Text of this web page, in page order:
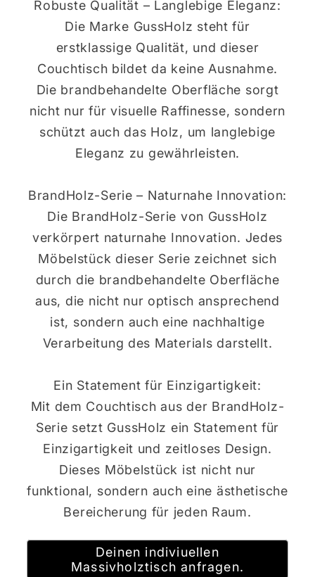
Robuste Qualität – Langlebige Eleganz:
Die Marke GussHolz steht für
erstklassige Qualität, und dieser
Couchtisch bildet da keine Ausnahme.
Die brandbehandelte Oberfläche sorgt
nicht nur für visuelle Raffinesse, sondern
schützt auch das Holz, um langlebige
Eleganz zu gewährleisten.
BrandHolz-Serie – Naturnahe Innovation:
Die BrandHolz-Serie von GussHolz
verkörpert naturnahe Innovation. Jedes
Möbelstück dieser Serie zeichnet sich
durch die brandbehandelte Oberfläche
aus, die nicht nur optisch ansprechend
ist, sondern auch eine nachhaltige
Verarbeitung des Materials darstellt.
Ein Statement für Einzigartigkeit:
Mit dem Couchtisch aus der BrandHolz-
Serie setzt GussHolz ein Statement für
Einzigartigkeit und zeitloses Design.
Dieses Möbelstück ist nicht nur
funktional, sondern auch eine ästhetische
Bereicherung für jeden Raum.
Deinen indiviuellen
Massivholztisch anfragen.